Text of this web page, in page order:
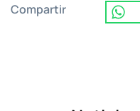
Compartir